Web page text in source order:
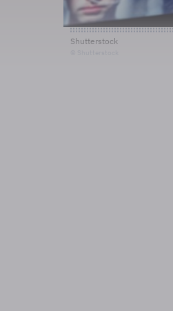
Shutterstock